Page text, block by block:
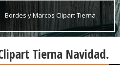
Bordes y Marcos Clipart Tierna
Tierna Navidad.